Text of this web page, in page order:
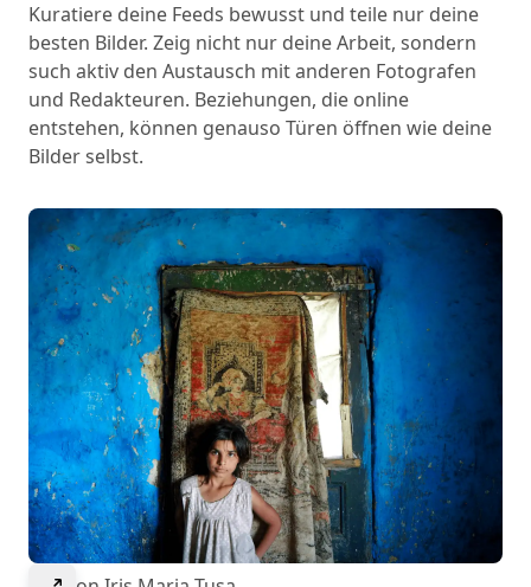
Kuratiere deine Feeds bewusst und teile nur deine
besten Bilder. Zeig nicht nur deine Arbeit, sondern
such aktiv den Austausch mit anderen Fotografen
und Redakteuren. Beziehungen, die online
entstehen, können genauso Türen öffnen wie deine
Bilder selbst.